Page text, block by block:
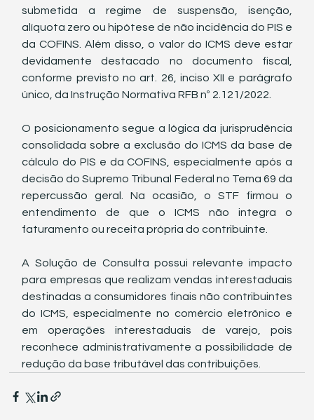
submetida a regime de suspensão, isenção,
alíquota zero ou hipótese de não incidência do PIS e
da COFINS. Além disso, o valor do ICMS deve estar
devidamente destacado no documento fiscal,
conforme previsto no art. 26, inciso XII e parágrafo
único, da Instrução Normativa RFB nº 2.121/2022.
O posicionamento segue a lógica da jurisprudência
consolidada sobre a exclusão do ICMS da base de
cálculo do PIS e da COFINS, especialmente após a
decisão do Supremo Tribunal Federal no Tema 69 da
repercussão geral. Na ocasião, o STF firmou o
entendimento de que o ICMS não integra o
faturamento ou receita própria do contribuinte.
A Solução de Consulta possui relevante impacto
para empresas que realizam vendas interestaduais
destinadas a consumidores finais não contribuintes
do ICMS, especialmente no comércio eletrônico e
em operações interestaduais de varejo, pois
reconhece administrativamente a possibilidade de
redução da base tributável das contribuições.